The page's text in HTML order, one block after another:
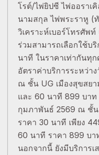
โรต์/ไพ่ยิปซี ไพ่ออราเ
นามสกุล ไพ่พระราหู (
วิเคราะห์เบอร์โทรศัพท์
ร่วมสามารถเลือกใช้บ
นาที ในราคาเท่ากันทุก
อัตราค่าบริการระหว่า
ณ ชั้น UG เมืองสุขสย
และ 60 นาที 899 บาท
กุมภาพันธ์ 2569 ณ ชั้น
ราคา 30 นาที เพียง
60 นาที ราคา 899 บา
นอกจากนี้ ยังมีบริการ